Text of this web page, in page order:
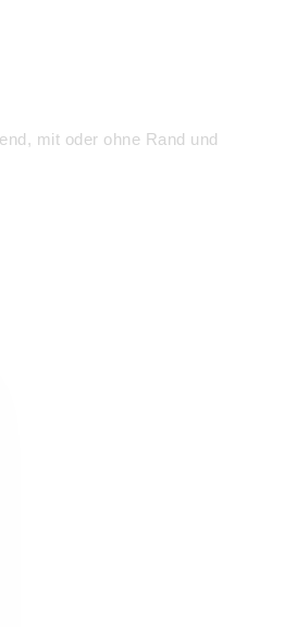
mit oder ohne Rand und